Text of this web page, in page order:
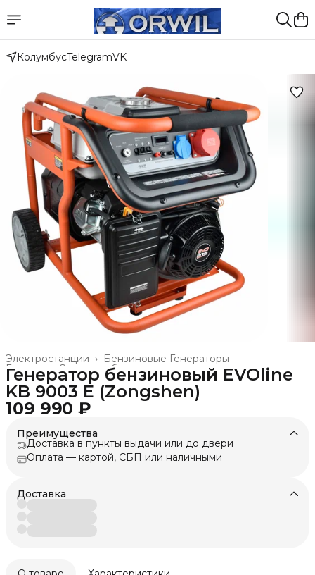
КолумбусTelegramVK
Бензиновые Генераторы
Электростанции ›
Силовое оборудование и техника ›
Главная ›
Генератор бензиновый EVOline
KB 9003 E (Zongshen)
109 990 ₽
Преимущества
Доставка в пункты выдачи или до двери
Оплата — картой, СБП или наличными
Доставка